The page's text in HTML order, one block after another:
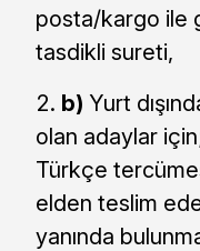
posta/kargo ile
tasdikli sureti,
b) Yurt
olan adaylar
Türkçe
elden teslim
yanında